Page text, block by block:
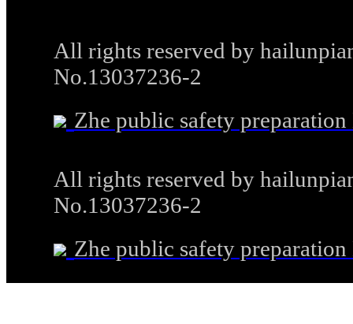
All rights reserved by
No.13037236-2
Zhe public safety
All rights reserved by
No.13037236-2
Zhe public safety